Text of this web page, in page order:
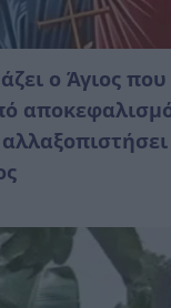
ο Άγιος
αποκεφαλισμό